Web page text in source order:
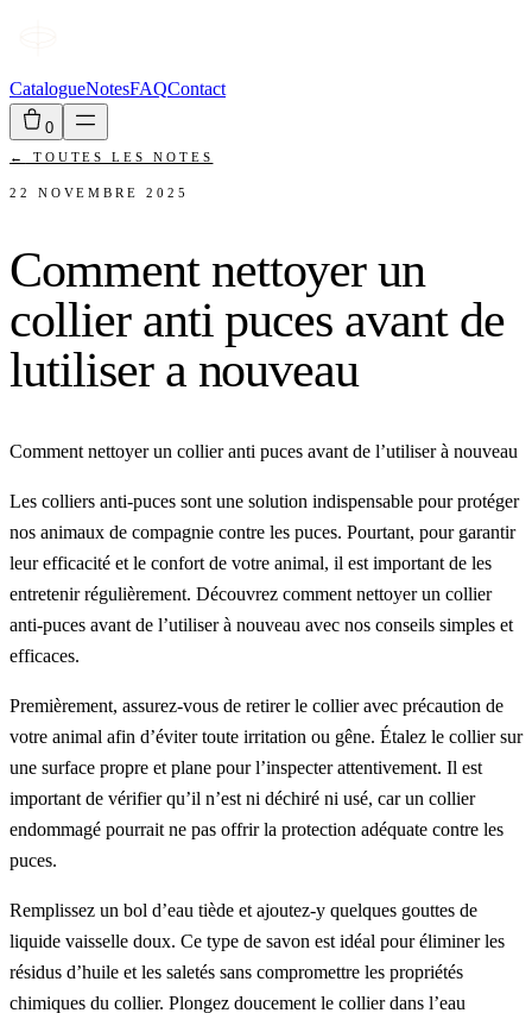
CatalogueNotesFAQContact
0
← TOUTES LES NOTES
22 NOVEMBRE 2025
Comment nettoyer un
collier anti puces avant de
lutiliser a nouveau
Comment nettoyer un collier anti puces avant de l’utiliser à nouveau
Les colliers anti-puces sont une solution indispensable pour protéger
nos animaux de compagnie contre les puces. Pourtant, pour garantir
leur efficacité et le confort de votre animal, il est important de les
entretenir régulièrement. Découvrez comment nettoyer un collier
anti-puces avant de l’utiliser à nouveau avec nos conseils simples et
efficaces.
Premièrement, assurez-vous de retirer le collier avec précaution de
votre animal afin d’éviter toute irritation ou gêne. Étalez le collier sur
une surface propre et plane pour l’inspecter attentivement. Il est
important de vérifier qu’il n’est ni déchiré ni usé, car un collier
endommagé pourrait ne pas offrir la protection adéquate contre les
puces.
Remplissez un bol d’eau tiède et ajoutez-y quelques gouttes de
liquide vaisselle doux. Ce type de savon est idéal pour éliminer les
résidus d’huile et les saletés sans compromettre les propriétés
chimiques du collier. Plongez doucement le collier dans l’eau